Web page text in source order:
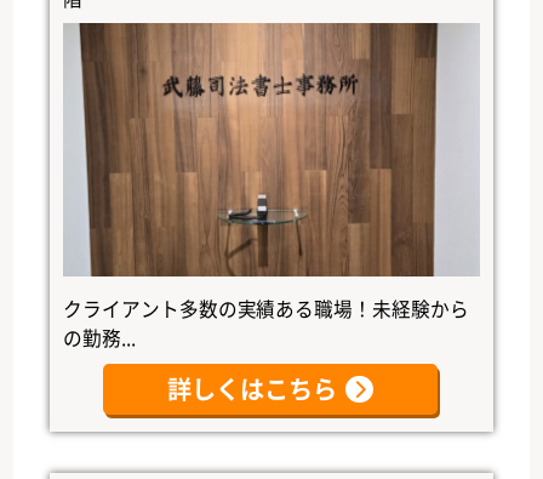
クライアント多数の実績ある職場！未経験から
の勤務...
詳しくはこちら